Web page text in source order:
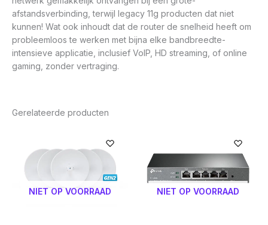
afstandsverbinding, terwijl legacy 11g producten dat niet
kunnen! Wat ook inhoudt dat de router de snelheid heeft om
probleemloos te werken met bijna elke bandbreedte-
intensieve applicatie, inclusief VoIP, HD streaming, of online
gaming, zonder vertraging.
Gerelateerde producten
NIET OP VOORRAAD NIET OP VOORRAAD